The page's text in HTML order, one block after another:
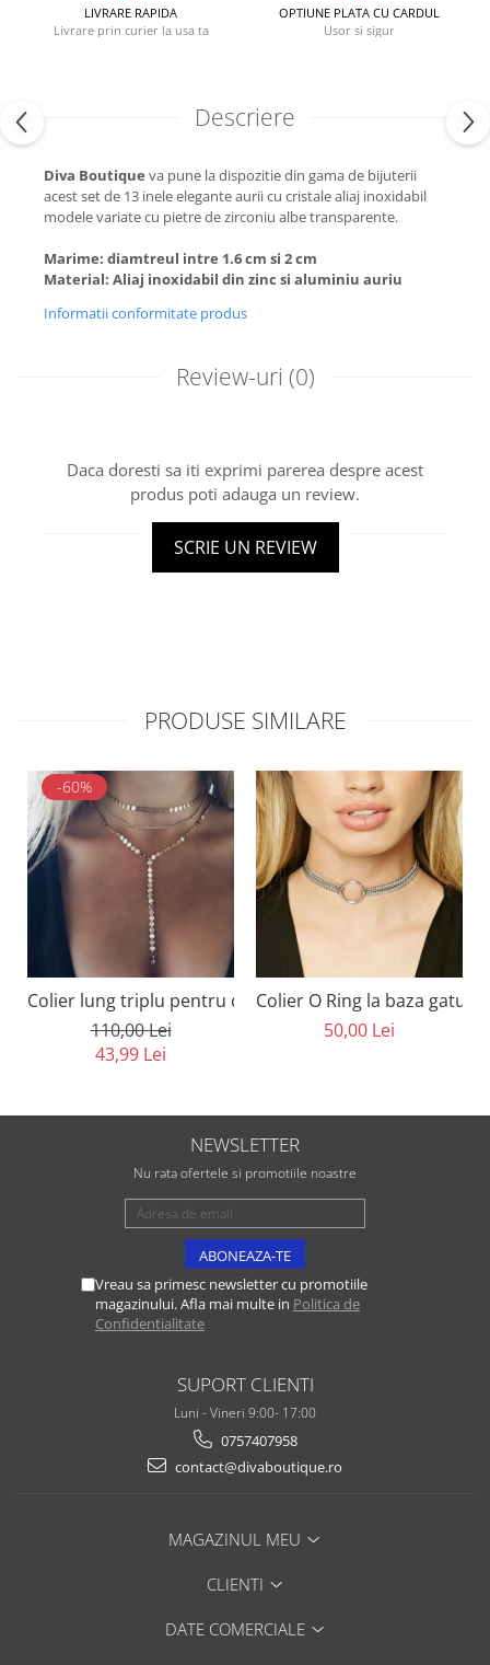
LIVRARE RAPIDA
Livrare prin curier la usa ta
OPTIUNE PLATA CU CARDUL
Usor si sigur
Descriere
Diva Boutique va pune la dispozitie din gama de bijuterii
acest set de 13 inele elegante aurii cu cristale aliaj inoxidabil
modele variate cu pietre de zirconiu albe transparente.
Marime: diamtreul intre 1.6 cm si 2 cm
Material: Aliaj inoxidabil din zinc si aluminiu auriu
Informatii conformitate produs
Review-uri (0)
Daca doresti sa iti exprimi parerea despre acest
produs poti adauga un review.
SCRIE UN REVIEW
PRODUSE SIMILARE
-60%
Colier lung triplu pentru decolteu cu cristale
110,00 Lei
43,99 Lei
Colier O Ring la baza
50,00 Lei
NEWSLETTER
Nu rata ofertele si promotiile noastre
Vreau sa primesc newsletter cu promotiile
magazinului. Afla mai multe in Politica de
Confidentialitate
SUPORT CLIENTI
Luni - Vineri 9:00- 17:00
0757407958
contact@divaboutique.ro
MAGAZINUL MEU
CLIENTI
DATE COMERCIALE